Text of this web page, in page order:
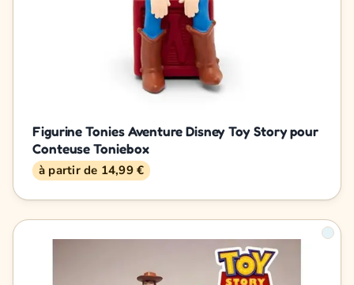
Figurine Tonies Aventure Disney Toy Story pour
Conteuse Toniebox
à partir de 14,99 €